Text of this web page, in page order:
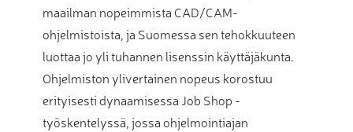
maailman nopeimmista CAD/CAM-
ohjelmistoista, ja Suomessa sen tehokkuuteen
luottaa jo yli tuhannen lisenssin käyttäjäkunta.
Ohjelmiston ylivertainen nopeus korostuu
erityisesti dynaamisessa Job Shop -
työskentelyssä, jossa ohjelmointiajan